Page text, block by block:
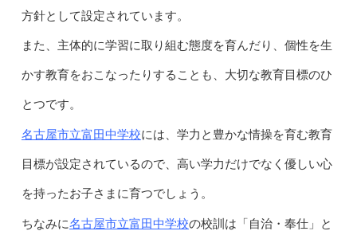
方針として設定されています。
また、主体的に学習に取り組む態度を育んだり、個性を生
かす教育をおこなったりすることも、大切な教育目標のひ
とつです。
名古屋市立富田中学校には、学力と豊かな情操を育む教育
目標が設定されているので、高い学力だけでなく優しい心
を持ったお子さまに育つでしょう。
ちなみに名古屋市立富田中学校の校訓は「自治・奉仕」と